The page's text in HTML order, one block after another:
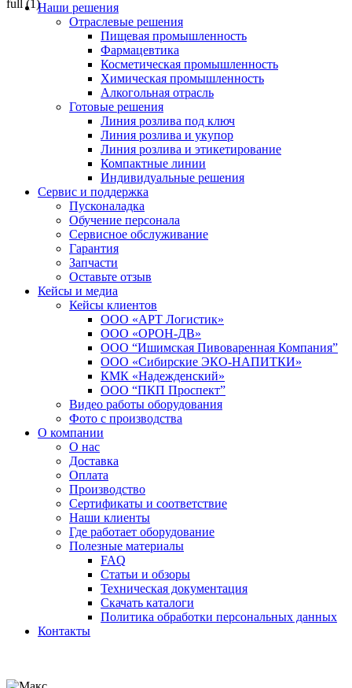
Наши решения
Отраслевые решения
Пищевая промышленность
Фармацевтика
Косметическая промышленность
Химическая промышленность
Алкогольная отрасль
Готовые решения
Линия розлива под ключ
Линия розлива и укупор
Линия розлива и этикетирование
Компактные линии
Индивидуальные решения
Сервис и поддержка
Пусконаладка
Обучение персонала
Сервисное обслуживание
Гарантия
Запчасти
Оставьте отзыв
Кейсы и медиа
Кейсы клиентов
ООО «АРТ Логистик»
ООО «ОРОН-ДВ»
ООО “Ишимская Пивоваренная Компания”
ООО «Сибирские ЭКО-НАПИТКИ»
КМК «Надежденский»
ООО “ПКП Проспект”
Видео работы оборудования
Фото с производства
О компании
О нас
Доставка
Оплата
Производство
Сертификаты и соответствие
Наши клиенты
Где работает оборудование
Полезные материалы
FAQ
Статьи и обзоры
Техническая документация
Скачать каталоги
Политика обработки персональных данных
Контакты